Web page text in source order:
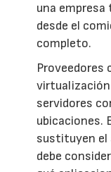
una empresa
desde el
completo.
Proveedores
servidores
ubicaciones.
sustituyen el
debe